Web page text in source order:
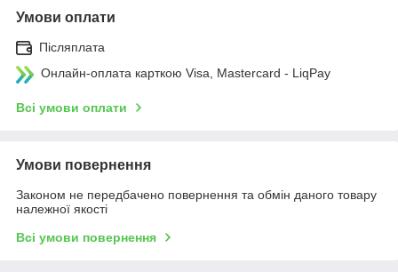
Умови оплати
Післяплата
Онлайн-оплата карткою Visa, Mastercard - LiqPay
Всі умови оплати
Умови повернення
Законом не передбачено повернення та обмін даного товару
належної якості
Всі умови повернення